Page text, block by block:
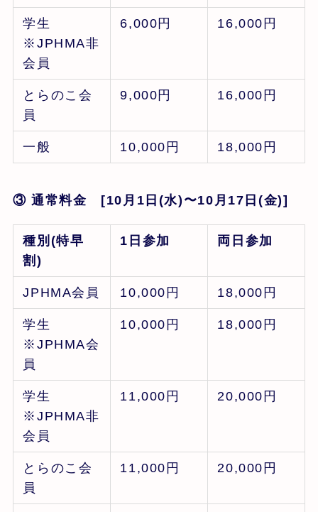
学生
※JPHMA非
会員
6,000円 16,000円
とらのこ会
員
9,000円 16,000円
一般 10,000円 18,000円
③ 通常料金 [10月1日(水)〜10月17日(金)]
種別(特早
割)
1日参加 両日参加
JPHMA会員 10,000円 18,000円
学生
※JPHMA会
員
10,000円 18,000円
学生
※JPHMA非
会員
11,000円 20,000円
とらのこ会
員
11,000円 20,000円